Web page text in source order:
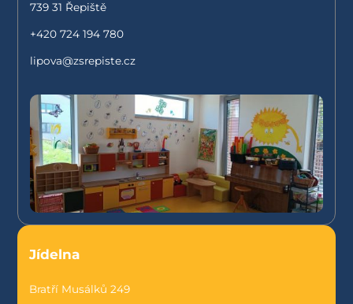
739 31 Řepiště
+420 724 194 780
lipova@zsrepiste.cz
Jídelna
Bratří Musálků 249